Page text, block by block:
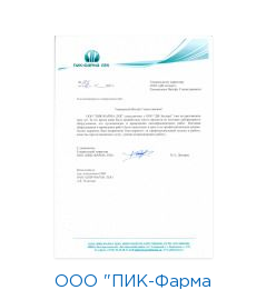
ООО "ПИК-Фарма